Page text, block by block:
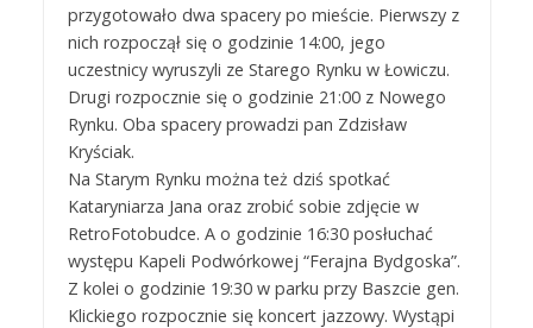
przygotowało dwa spacery po mieście. Pierwszy z
nich rozpoczął się o godzinie 14:00, jego
uczestnicy wyruszyli ze Starego Rynku w Łowiczu.
Drugi rozpocznie się o godzinie 21:00 z Nowego
Rynku. Oba spacery prowadzi pan Zdzisław
Kryściak.
Na Starym Rynku można też dziś spotkać
Kataryniarza Jana oraz zrobić sobie zdjęcie w
RetroFotobudce. A o godzinie 16:30 posłuchać
występu Kapeli Podwórkowej “Ferajna Bydgoska”.
Z kolei o godzinie 19:30 w parku przy Baszcie gen.
Klickiego rozpocznie się koncert jazzowy. Wystąpi